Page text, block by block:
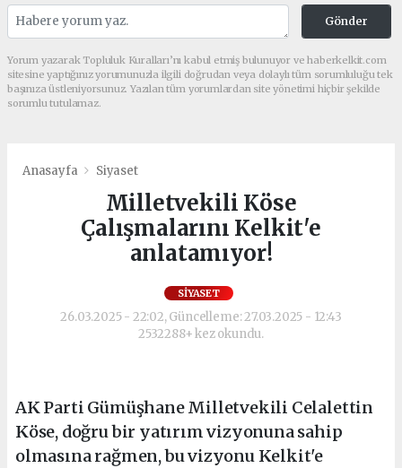
Gönder
Yorum yazarak Topluluk Kuralları’nı kabul etmiş bulunuyor ve haberkelkit.com
sitesine yaptığınız yorumunuzla ilgili doğrudan veya dolaylı tüm sorumluluğu tek
başınıza üstleniyorsunuz. Yazılan tüm yorumlardan site yönetimi hiçbir şekilde
sorumlu tutulamaz.
Anasayfa Siyaset
Milletvekili Köse
Çalışmalarını Kelkit'e
anlatamıyor!
SIYASET
26.03.2025 - 22:02, Güncelleme: 27.03.2025 - 12:43
2532288+ kez okundu.
AK Parti Gümüşhane Milletvekili Celalettin
Köse, doğru bir yatırım vizyonuna sahip
olmasına rağmen, bu vizyonu Kelkit'e